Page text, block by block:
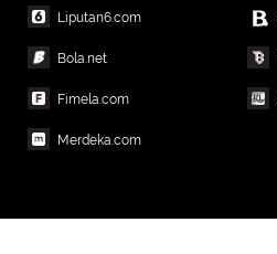
Liputan6.com
Bola.net
Fimela.com
Merdeka.com